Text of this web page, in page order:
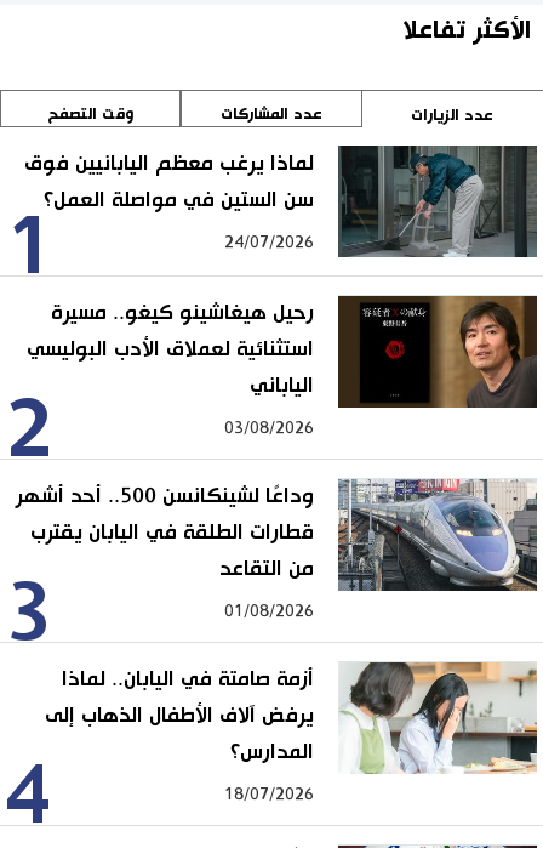
الأكثر تفاعلا
عدد الزيارات عدد المشاركات وقت التصفح
1
لماذا يرغب معظم اليابانيين فوق
سن الستين في مواصلة العمل؟
24/07/2026
2
رحيل هيغاشينو كيغو.. مسيرة
استثنائية لعملاق الأدب البوليسي
الياباني
03/08/2026
3
وداعًا لشينكانسن 500.. أحد أشهر
قطارات الطلقة في اليابان يقترب
من التقاعد
01/08/2026
4
أزمة صامتة في اليابان.. لماذا
يرفض آلاف الأطفال الذهاب إلى
المدارس؟
18/07/2026